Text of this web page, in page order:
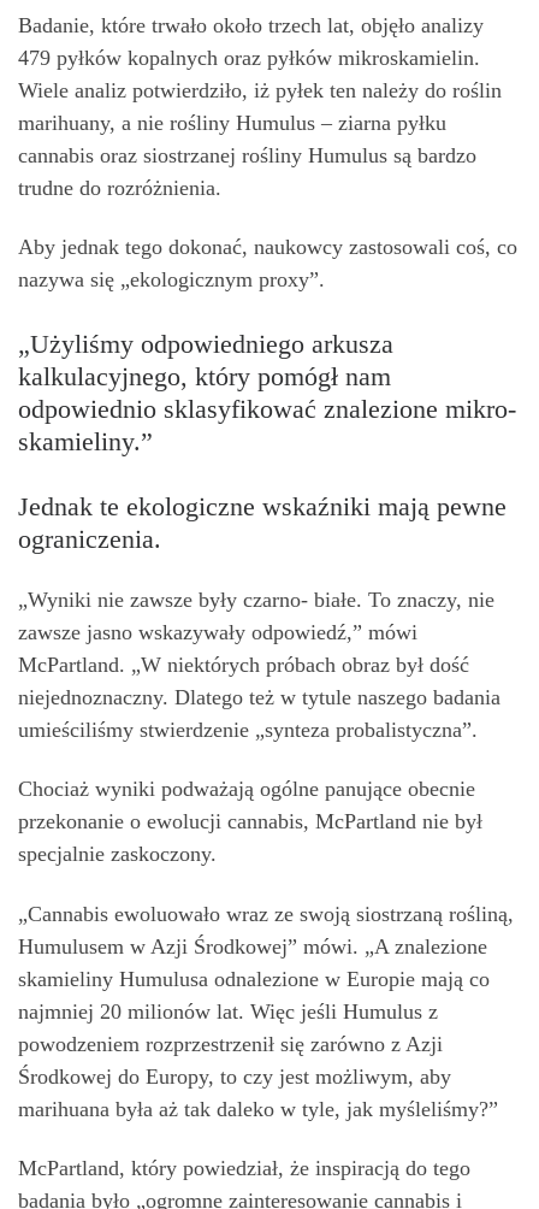
Badanie, które trwało około trzech lat, objęło analizy
479 pyłków kopalnych oraz pyłków mikroskamielin.
Wiele analiz potwierdziło, iż pyłek ten należy do roślin
marihuany, a nie rośliny Humulus – ziarna pyłku
cannabis oraz siostrzanej rośliny Humulus są bardzo
trudne do rozróżnienia.
Aby jednak tego dokonać, naukowcy zastosowali coś, co
nazywa się „ekologicznym proxy”.
„Użyliśmy odpowiedniego arkusza
kalkulacyjnego, który pomógł nam
odpowiednio sklasyfikować znalezione mikro-
skamieliny.”
Jednak te ekologiczne wskaźniki mają pewne
ograniczenia.
„Wyniki nie zawsze były czarno- białe. To znaczy, nie
zawsze jasno wskazywały odpowiedź,” mówi
McPartland. „W niektórych próbach obraz był dość
niejednoznaczny. Dlatego też w tytule naszego badania
umieściliśmy stwierdzenie „synteza probalistyczna”.
Chociaż wyniki podważają ogólne panujące obecnie
przekonanie o ewolucji cannabis, McPartland nie był
specjalnie zaskoczony.
„Cannabis ewoluowało wraz ze swoją siostrzaną rośliną,
Humulusem w Azji Środkowej” mówi. „A znalezione
skamieliny Humulusa odnalezione w Europie mają co
najmniej 20 milionów lat. Więc jeśli Humulus z
powodzeniem rozprzestrzenił się zarówno z Azji
Środkowej do Europy, to czy jest możliwym, aby
marihuana była aż tak daleko w tyle, jak myśleliśmy?”
McPartland, który powiedział, że inspiracją do tego
badania było „ogromne zainteresowanie cannabis i